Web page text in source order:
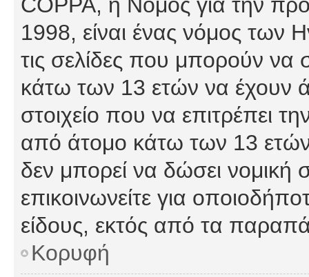
COPPA, ή Νόμος για την
1998, είναι ένας νόμος των
τις σελίδες που μπορούν να
κάτω των 13 ετών να έχουν
στοιχείο που να επιτρέπει
από άτομο κάτω των 13
δεν μπορεί να δώσει νομική
επικοινωνείτε για
είδους, εκτός από τα
Κορυφή